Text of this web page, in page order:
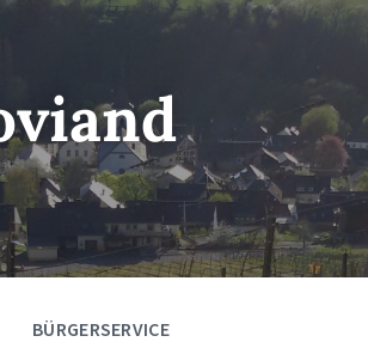
BÜRGERSERVICE